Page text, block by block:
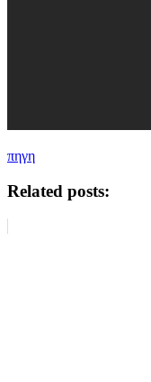
πηγη
Related posts: